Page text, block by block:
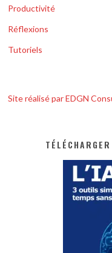
Productivité
Réflexions
Tutoriels
Site réalisé par EDGN